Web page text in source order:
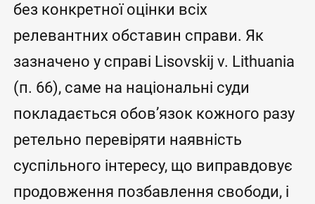
без конкретної оцінки всіх
релевантних обставин справи. Як
зазначено у справі Lisovskij v. Lithuania
(п. 66), саме на національні суди
покладається обов’язок кожного разу
ретельно перевіряти наявність
суспільного інтересу, що виправдовує
продовження позбавлення свободи, і